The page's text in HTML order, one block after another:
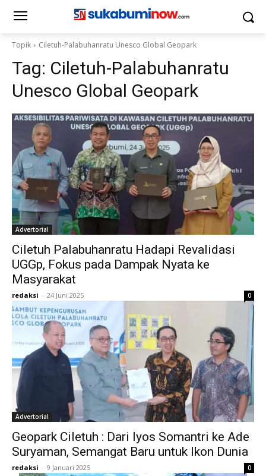
Topik Ciletuh-Palabuhanratu Unesco Global Geopark
Tag: Ciletuh-Palabuhanratu
Unesco Global Geopark
Advertorial
Ciletuh Palabuhanratu Hadapi Revalidasi
UGGp, Fokus pada Dampak Nyata ke
Masyarakat
redaksi - 24 Juni 2025 0
Advertorial
Geopark Ciletuh : Dari Iyos Somantri ke Ade
Suryaman, Semangat Baru untuk Ikon Dunia
redaksi - 9 Januari 2025 0